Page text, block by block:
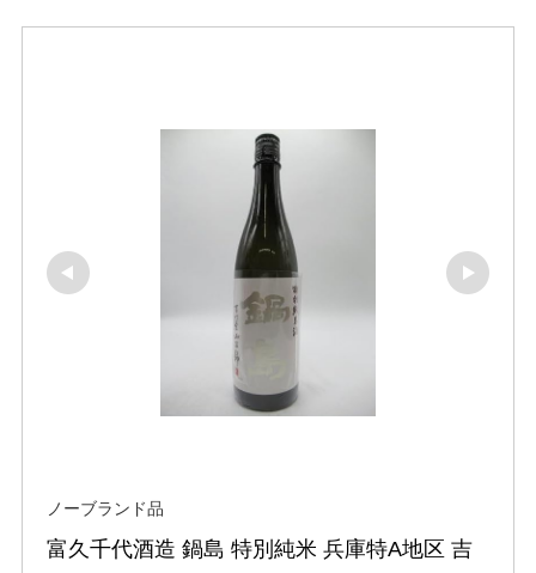
ノーブランド品
富久千代酒造 鍋島 特別純米 兵庫特A地区 吉